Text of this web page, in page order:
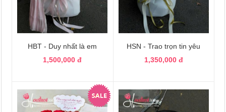
HBT - Duy nhất là em
1,500,000 đ
HSN - Trao trọn tin yêu
1,350,000 đ